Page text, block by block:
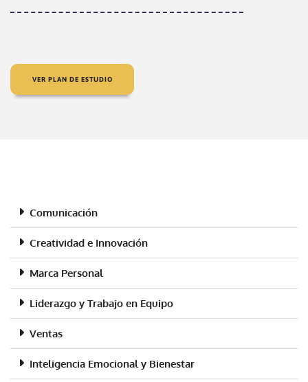
VER PLAN DE ESTUDIO
Comunicación
Creatividad e Innovación
Marca Personal
Liderazgo y Trabajo en Equipo
Ventas
Inteligencia Emocional y Bienestar